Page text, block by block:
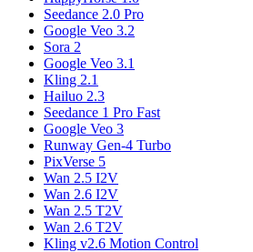
Seedance 2.0 Pro
Google Veo 3.2
Sora 2
Google Veo 3.1
Kling 2.1
Hailuo 2.3
Seedance 1 Pro Fast
Google Veo 3
Runway Gen-4 Turbo
PixVerse 5
Wan 2.5 I2V
Wan 2.6 I2V
Wan 2.5 T2V
Wan 2.6 T2V
Kling v2.6 Motion Control